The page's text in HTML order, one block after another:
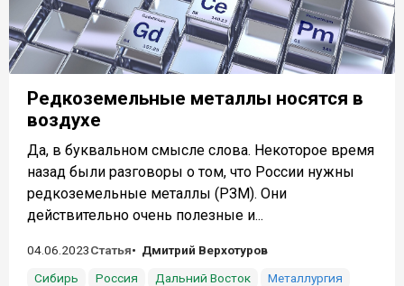
Редкоземельные металлы носятся в
воздухе
Да, в буквальном смысле слова. Некоторое время
назад были разговоры о том, что России нужны
редкоземельные металлы (РЗМ). Они
действительно очень полезные и...
04.06.2023Статья
Дмитрий Верхотуров
Сибирь
Россия Дальний Восток
Металлургия